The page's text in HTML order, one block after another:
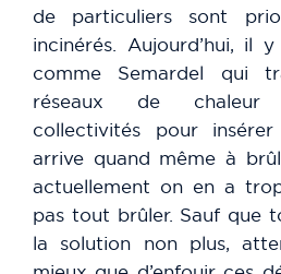
de particuliers sont
incinérés. Aujourd’hui, il
comme Semardel qui
réseaux de chaleur
collectivités pour
arrive quand même à
actuellement on en a
pas tout brûler. Sauf que
la solution non plus,